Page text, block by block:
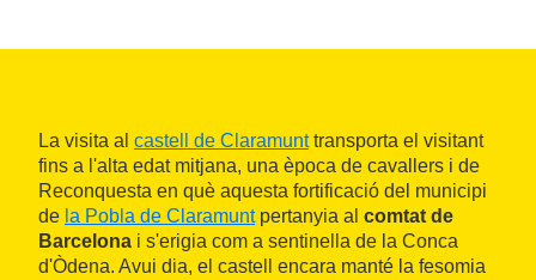
La visita al castell de Claramunttransporta el visitant
fins a l'alta edat mitjana, una època de cavallers i de
Reconquesta en què aquesta fortificació del municipi
de la Pobla de Claramuntpertanyia al comtat de
Barcelona i s'erigia com a sentinella de la Conca
d'Òdena. Avui dia, el castell encara manté la fesomia